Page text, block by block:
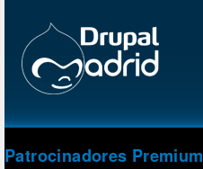
Patrocinadores Premium